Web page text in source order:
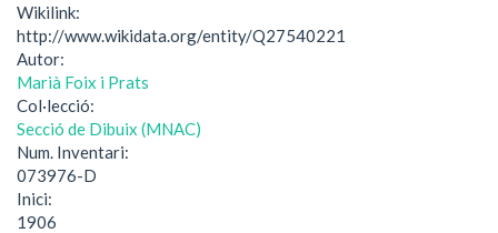
Wikilink:
http://www.wikidata.org/entity/Q27540221
Autor:
Marià Foix i Prats
Col·lecció:
Secció de Dibuix (MNAC)
Num. Inventari:
073976-D
Inici:
1906